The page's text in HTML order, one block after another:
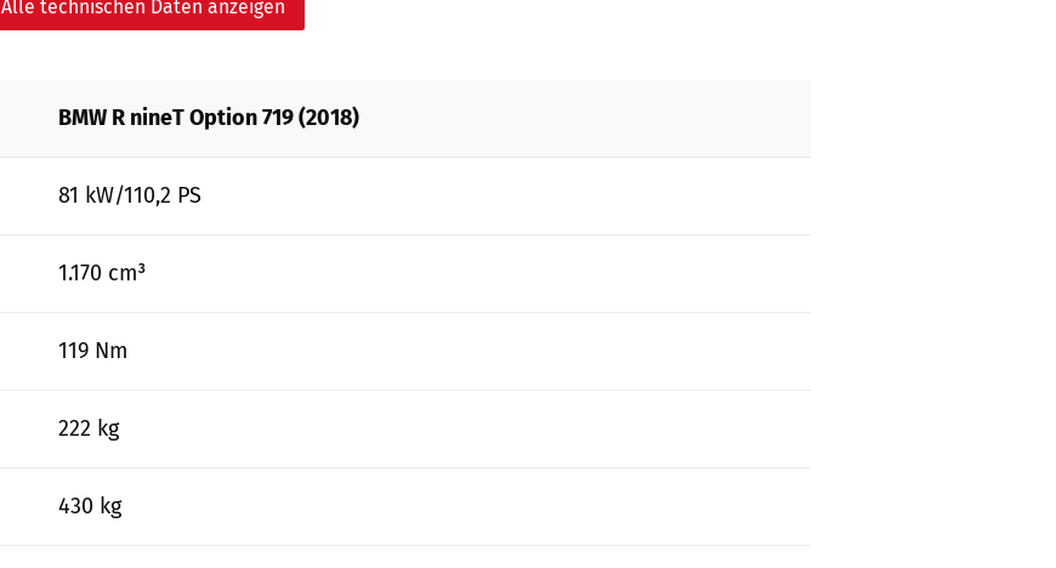
Alle technischen Daten anzeigen
BMW R nineT Option 719 (2018)
81 kW/110,2 PS
1.170 cm³
119 Nm
222 kg
430 kg